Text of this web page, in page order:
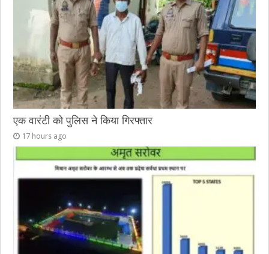
एक वारंटी को पुलिस ने किया गिरफ्तार
17 hours ago